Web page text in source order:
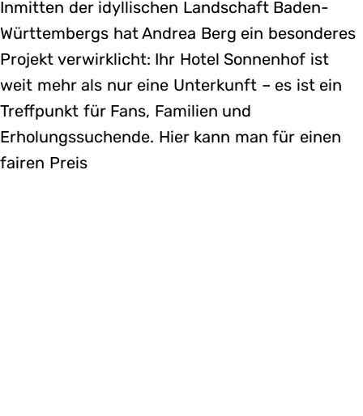
Inmitten der idyllischen Landschaft Baden-
Württembergs hat Andrea Berg ein besonderes
Projekt verwirklicht: Ihr Hotel Sonnenhof ist
weit mehr als nur eine Unterkunft – es ist ein
Treffpunkt für Fans, Familien und
Erholungssuchende. Hier kann man für einen
fairen Preis